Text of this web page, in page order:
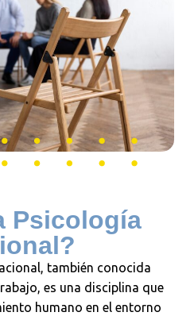
Psicología
también conocida
es una disciplina que
humano en el entorno